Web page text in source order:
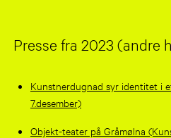
Presse fra 2023 (andre
Kunstnerdugnad syr identitet i
7.desember)
Objekt-teater på Gråmølna